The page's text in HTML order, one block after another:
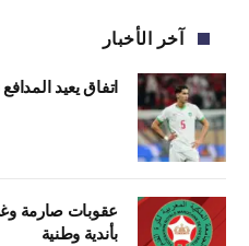
آخر الأخبار
اتفاق يعيد
عقوبات صارمة
بأندية وطنية